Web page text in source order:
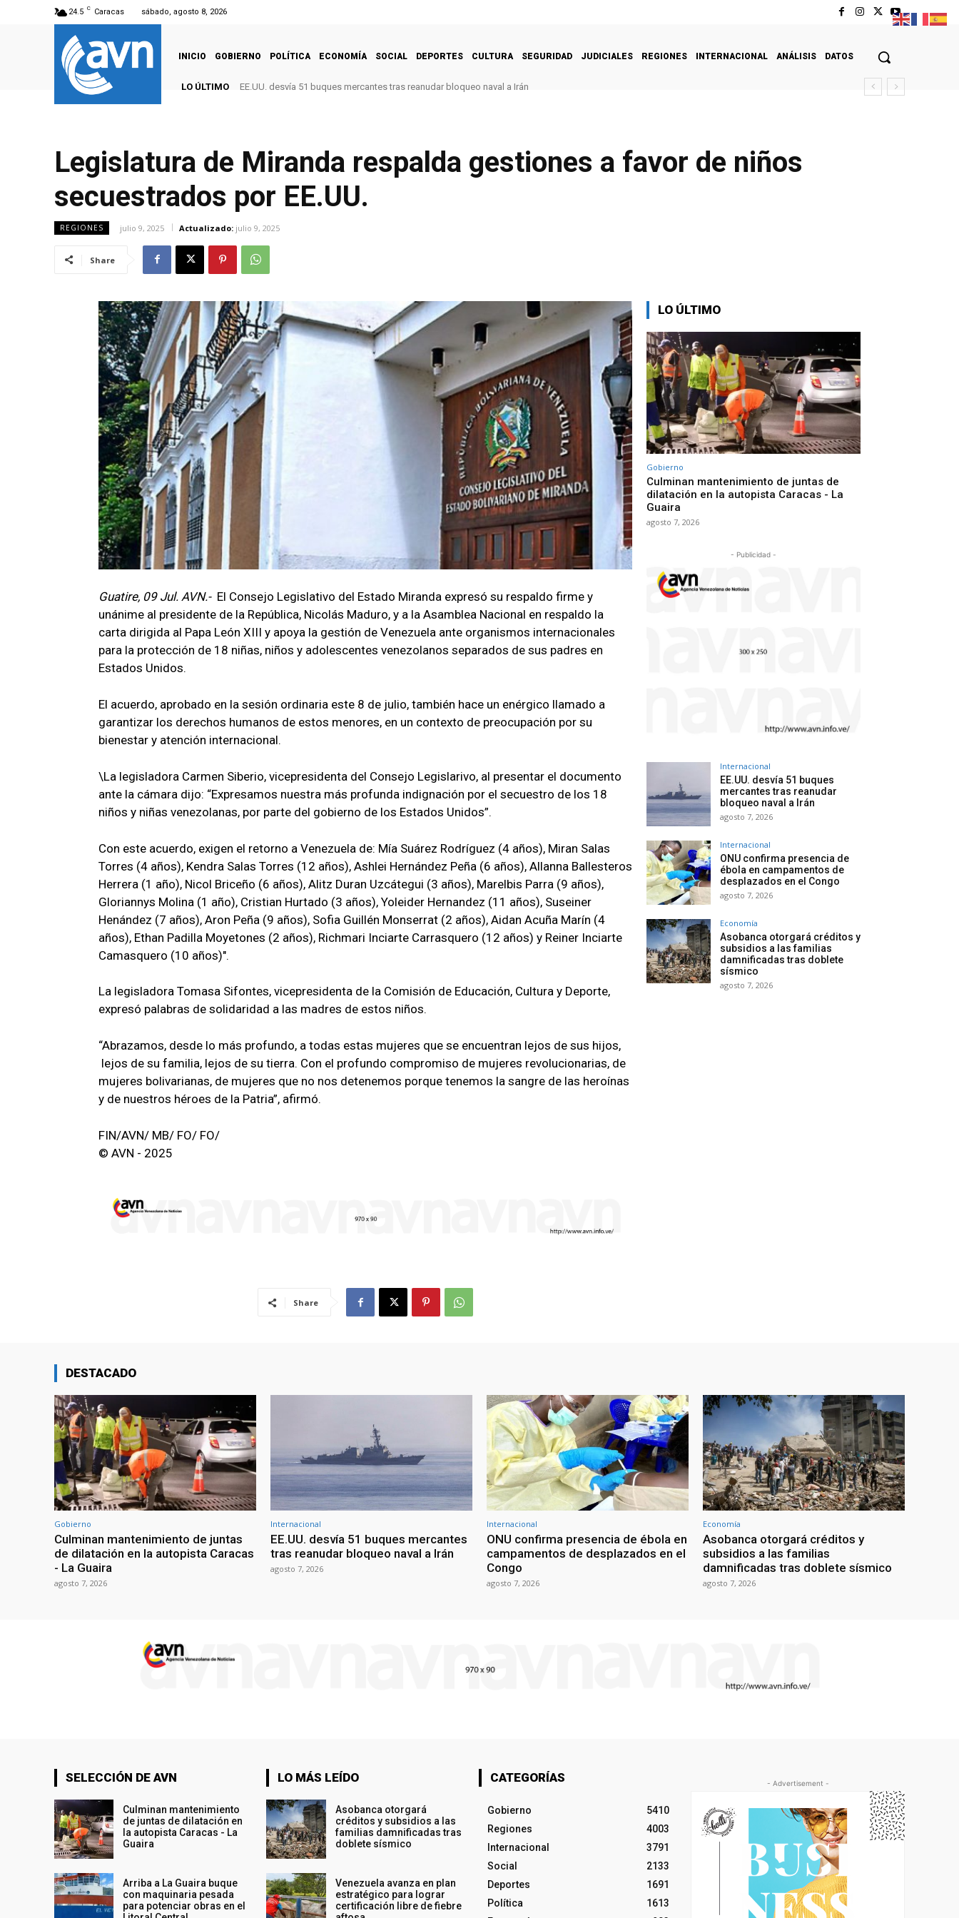
24.5 C Caracas sábado, agosto 8, 2026
INICIO GOBIERNO POLÍTICA ECONOMÍA SOCIAL DEPORTES CULTURA SEGURIDAD JUDICIALES REGIONES INTERNACIONAL ANÁLISIS DATOS
LO ÚLTIMO EE.UU. desvía 51 buques mercantes tras reanudar bloqueo naval a Irán
Legislatura de Miranda respalda gestiones a favor de niños
secuestrados por EE.UU.
REGIONES julio 9, 2025 Actualizado: julio 9, 2025
Share
Guatire, 09 Jul. AVN.- El Consejo Legislativo del Estado Miranda expresó su respaldo firme y
unánime al presidente de la República, Nicolás Maduro, y a la Asamblea Nacional en respaldo la
carta dirigida al Papa León XIII y apoya la gestión de Venezuela ante organismos internacionales
para la protección de 18 niñas, niños y adolescentes venezolanos separados de sus padres en
Estados Unidos.
El acuerdo, aprobado en la sesión ordinaria este 8 de julio, también hace un enérgico llamado a
garantizar los derechos humanos de estos menores, en un contexto de preocupación por su
bienestar y atención internacional.
\La legisladora Carmen Siberio, vicepresidenta del Consejo Legislarivo, al presentar el documento
ante la cámara dijo: “Expresamos nuestra más profunda indignación por el secuestro de los 18
niños y niñas venezolanas, por parte del gobierno de los Estados Unidos”.
Con este acuerdo, exigen el retorno a Venezuela de: Mía Suárez Rodríguez (4 años), Miran Salas
Torres (4 años), Kendra Salas Torres (12 años), Ashlei Hernández Peña (6 años), Allanna Ballesteros
Herrera (1 año), Nicol Briceño (6 años), Alitz Duran Uzcátegui (3 años), Marelbis Parra (9 años),
Gloriannys Molina (1 año), Cristian Hurtado (3 años), Yoleider Hernandez (11 años), Suseiner
Henández (7 años), Aron Peña (9 años), Sofia Guillén Monserrat (2 años), Aidan Acuña Marín (4
años), Ethan Padilla Moyetones (2 años), Richmari Inciarte Carrasquero (12 años) y Reiner Inciarte
Camasquero (10 años)".
La legisladora Tomasa Sifontes, vicepresidenta de la Comisión de Educación, Cultura y Deporte,
expresó palabras de solidaridad a las madres de estos niños.
“Abrazamos, desde lo más profundo, a todas estas mujeres que se encuentran lejos de sus hijos,
lejos de su familia, lejos de su tierra. Con el profundo compromiso de mujeres revolucionarias, de
mujeres bolivarianas, de mujeres que no nos detenemos porque tenemos la sangre de las heroínas
y de nuestros héroes de la Patria”, afirmó.
FIN/AVN/ MB/ FO/ FO/
© AVN - 2025
Share
LO ÚLTIMO
Gobierno
Culminan mantenimiento de juntas de
dilatación en la autopista Caracas - La
Guaira
agosto 7, 2026
- Publicidad -
Internacional
EE.UU. desvía 51 buques
mercantes tras reanudar
bloqueo naval a Irán
agosto 7, 2026
Internacional
ONU confirma presencia de
ébola en campamentos de
desplazados en el Congo
agosto 7, 2026
Economía
Asobanca otorgará créditos y
subsidios a las familias
damnificadas tras doblete
sísmico
agosto 7, 2026
DESTACADO
Gobierno
Culminan mantenimiento de juntas
de dilatación en la autopista Caracas
- La Guaira
agosto 7, 2026
Internacional
EE.UU. desvía 51 buques mercantes
tras reanudar bloqueo naval a Irán
agosto 7, 2026
Internacional
ONU confirma presencia de ébola en
campamentos de desplazados en el
Congo
agosto 7, 2026
Economía
Asobanca otorgará créditos y
subsidios a las familias
damnificadas tras doblete sísmico
agosto 7, 2026
SELECCIÓN DE AVN
Culminan mantenimiento
de juntas de dilatación en
la autopista Caracas - La
Guaira
Arriba a La Guaira buque
con maquinaria pesada
para potenciar obras en el
LO MÁS LEÍDO
Asobanca otorgará
créditos y subsidios a las
familias damnificadas tras
doblete sísmico
Venezuela avanza en plan
estratégico para lograr
certificación libre de fiebre
CATEGORÍAS
Gobierno
5410
Regiones
4003
Internacional
3791
Social
2133
Deportes
1691
Política
1613
- Advertisement -